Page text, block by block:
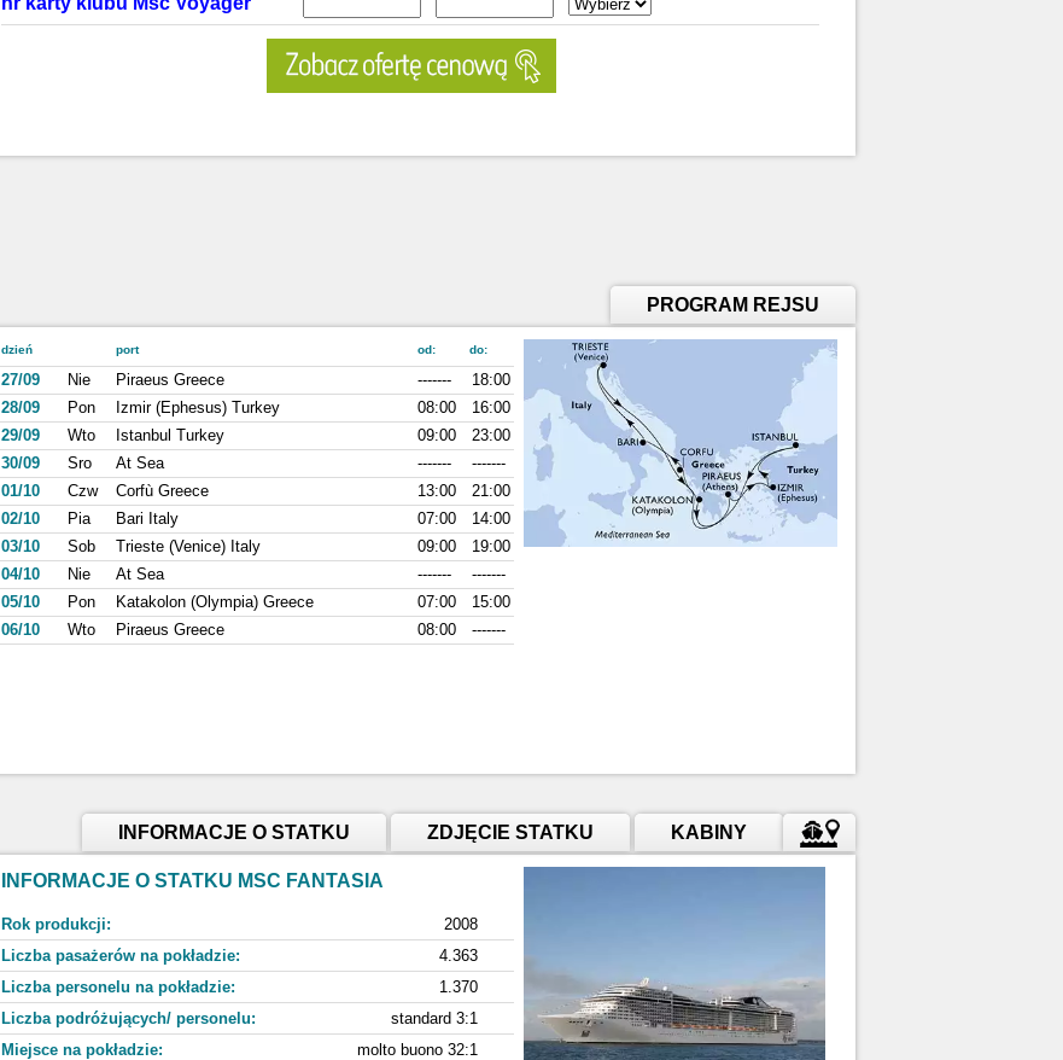
PROGRAM REJSU
dzień port od: do:
27/09 Nie Piraeus Greece -------
18:00
28/09
Pon Izmir (Ephesus) Turkey 08:00
16:00
29/09
Wto Istanbul Turkey 09:00
23:00
30/09
Sro At Sea -------
-------
01/10
Czw Corfù Greece 13:00
21:00
02/10
Pia Bari Italy 07:00
14:00
03/10
Sob Trieste (Venice) Italy 09:00
19:00
04/10
Nie At Sea -------
-------
05/10
Pon Katakolon (Olympia) Greece 07:00
15:00
06/10
Wto Piraeus Greece 08:00 -------
INFORMACJE O STATKU ZDJĘCIE STATKU KABINY
INFORMACJE O STATKU MSC FANTASIA
Rok produkcji:
2008
Liczba pasażerów na pokładzie:
4.363
Liczba personelu na pokładzie:
1.370
Liczba podróżujących/ personelu:
standard 3:1
Miejsce na pokładzie:
molto buono 32:1